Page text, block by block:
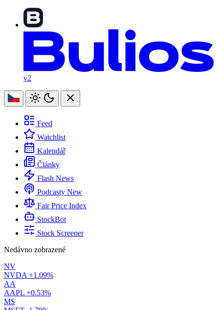
v2
Feed
Watchlist
Kalendář
Články
Flash News
Podcasty New
Fair Price Index
StockBot
Stock Screener
Nedávno zobrazené
NV
NVDA +1.09%
AA
AAPL +0.53%
MS